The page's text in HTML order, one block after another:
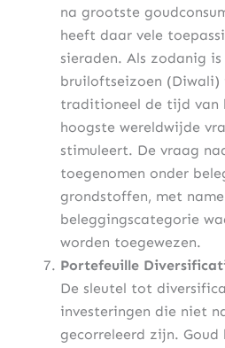
na grootste
heeft daar vele
sieraden. Als zodanig
bruiloftseizoen
traditioneel de tijd van
hoogste wereldwijde
stimuleert. De vraag
toegenomen onder
grondstoffen, met
beleggingscategorie
worden toegewezen.
Portefeuille
De sleutel tot
investeringen die niet
gecorreleerd zijn.